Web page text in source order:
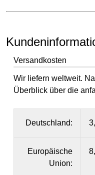
Versandkosten
Wir liefern weltweit.
Überblick über die
Deutschland:
Europäische
Union: